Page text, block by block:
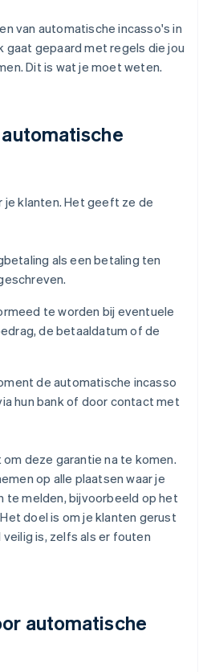
van automatische incasso's in
gaat gepaard met regels die jou
Dit is wat je moet weten.
je klanten. Het geeft ze de
als een betaling ten
te worden bij eventuele
de betaaldatum of de
de automatische incasso
hun bank of door contact met
deze garantie na te komen.
op alle plaatsen waar je
te melden, bijvoorbeeld op het
doel is om je klanten gerust
is, zelfs als er fouten
automatische